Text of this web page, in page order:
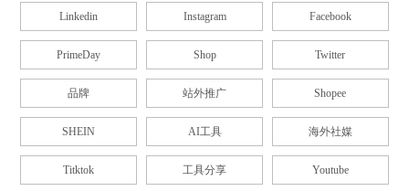
Linkedin Instagram Facebook
PrimeDay Shop Twitter
品牌 站外推广 Shopee
SHEIN AI工具 海外社媒
Titktok 工具分享 Youtube